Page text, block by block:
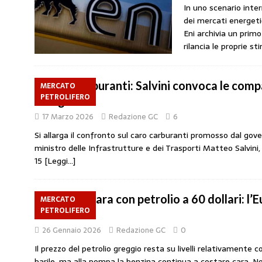
amministrato»
MERCATO PREZZI
[ 31 Luglio 2026 ]
IP rinnova l’accordo
STAMPA
Carburanti, i sindacati
responsabilità”
COMUNICATI STAMPA
[ 29 Luglio 2026 ]
Taglio delle accise, il
MERCATO PREZZI CARBURANTI
[ 6 Agosto 2026 ] CARBURANTI.
In uno scenario
dei mercati
Eni archivia un
rilancia le proprie
MERCATO
PETROLIFERO
Caro carburanti: Salvini convoca le
Giorgetti
17 Marzo 2026 Redazione GC 6
Si allarga il confronto sul caro carburanti promosso dal
ministro delle Infrastrutture e dei Trasporti Matteo Salvini,
15 [Leggi…]
MERCATO
PETROLIFERO
Benzina cara con petrolio a 60 dollari:
raffinerie
26 Gennaio 2026 Redazione GC 0
Il prezzo del petrolio greggio resta su livelli relativamente